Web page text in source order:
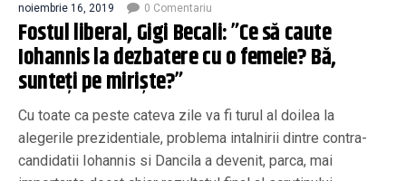
noiembrie 16, 2019 0 Comentariu
Fostul liberal, Gigi Becali: ”Ce să caute
Iohannis la dezbatere cu o femeie? Bă,
sunteți pe miriște?”
Cu toate ca peste cateva zile va fi turul al doilea la
alegerile prezidentiale, problema intalnirii dintre contra-
candidatii Iohannis si Dancila a devenit, parca, mai